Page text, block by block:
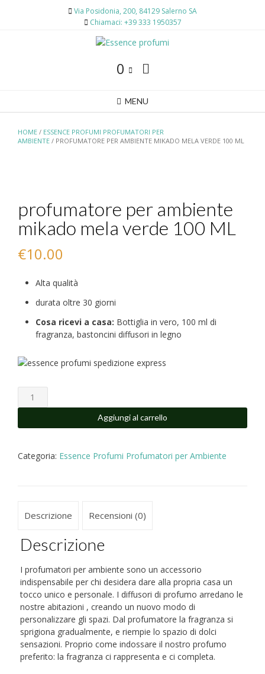
Via Posidonia, 200, 84129 Salerno SA
Chiamaci: +39 333 1950357
0
MENU
HOME / ESSENCE PROFUMI PROFUMATORI PER
AMBIENTE / PROFUMATORE PER AMBIENTE MIKADO MELA VERDE 100 ML
profumatore per ambiente
mikado mela verde 100 ML
€10.00
Alta qualità
durata oltre 30 giorni
Cosa ricevi a casa: Bottiglia in vero, 100 ml di
fragranza, bastoncini diffusori in legno
profumatore
per
mikado
verde
Aggiungi al carrello
Categoria: Essence Profumi Profumatori per Ambiente
Descrizione Recensioni (0)
Descrizione
I profumatori per ambiente sono un accessorio
indispensabile per chi desidera dare alla propria casa un
tocco unico e personale. I diffusori di profumo arredano le
nostre abitazioni , creando un nuovo modo di
personalizzare gli spazi. Dal profumatore la fragranza si
sprigiona gradualmente, e riempie lo spazio di dolci
sensazioni. Proprio come indossare il nostro profumo
preferito: la fragranza ci rappresenta e ci completa.